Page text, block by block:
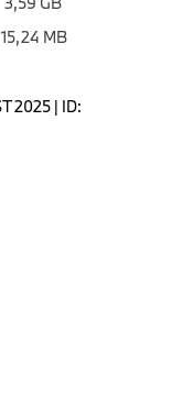
15,24 MB
2025 | ID: